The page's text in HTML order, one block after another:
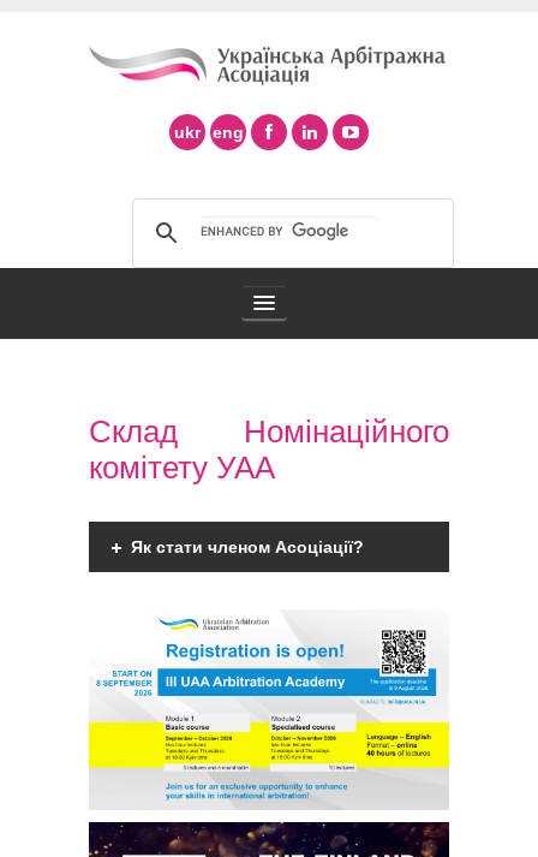
ukr eng
Арбітраж в Україні
Арбітри
Члени УАА
Бібліотека
Студенти
Склад Номінаційного
комітету УАА
Як стати членом Асоціації?
дієздатні особи, що мають вищу
юридичну освіту, є фахівцями у галузі
міжнародного комерційного арбітражу
чи мають професійний інтерес до
практики міжнародного комерційного
арбітражу та поділяють мету та
завдання діяльності
Асоціації.
Детальніше